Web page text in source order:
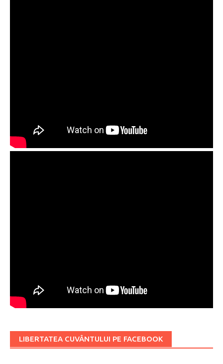
LIBERTATEA CUVÂNTULUI PE FACEBOOK